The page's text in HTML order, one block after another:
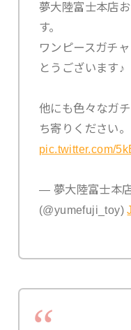
夢大陸富士本店
す。
ワンピースガチ
とうございます♪
他にも色々なガ
ち寄りください。
pic.twitter.com/
— 夢大陸富士本
(@yumefuji_toy)